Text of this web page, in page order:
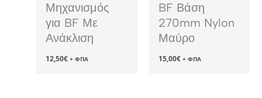
Μηχανισμός
για BF Με
Ανάκλιση
12,50€ + ΦΠΑ
BF Βάση
270mm Nylon
Μαύρο
15,00€ + ΦΠΑ